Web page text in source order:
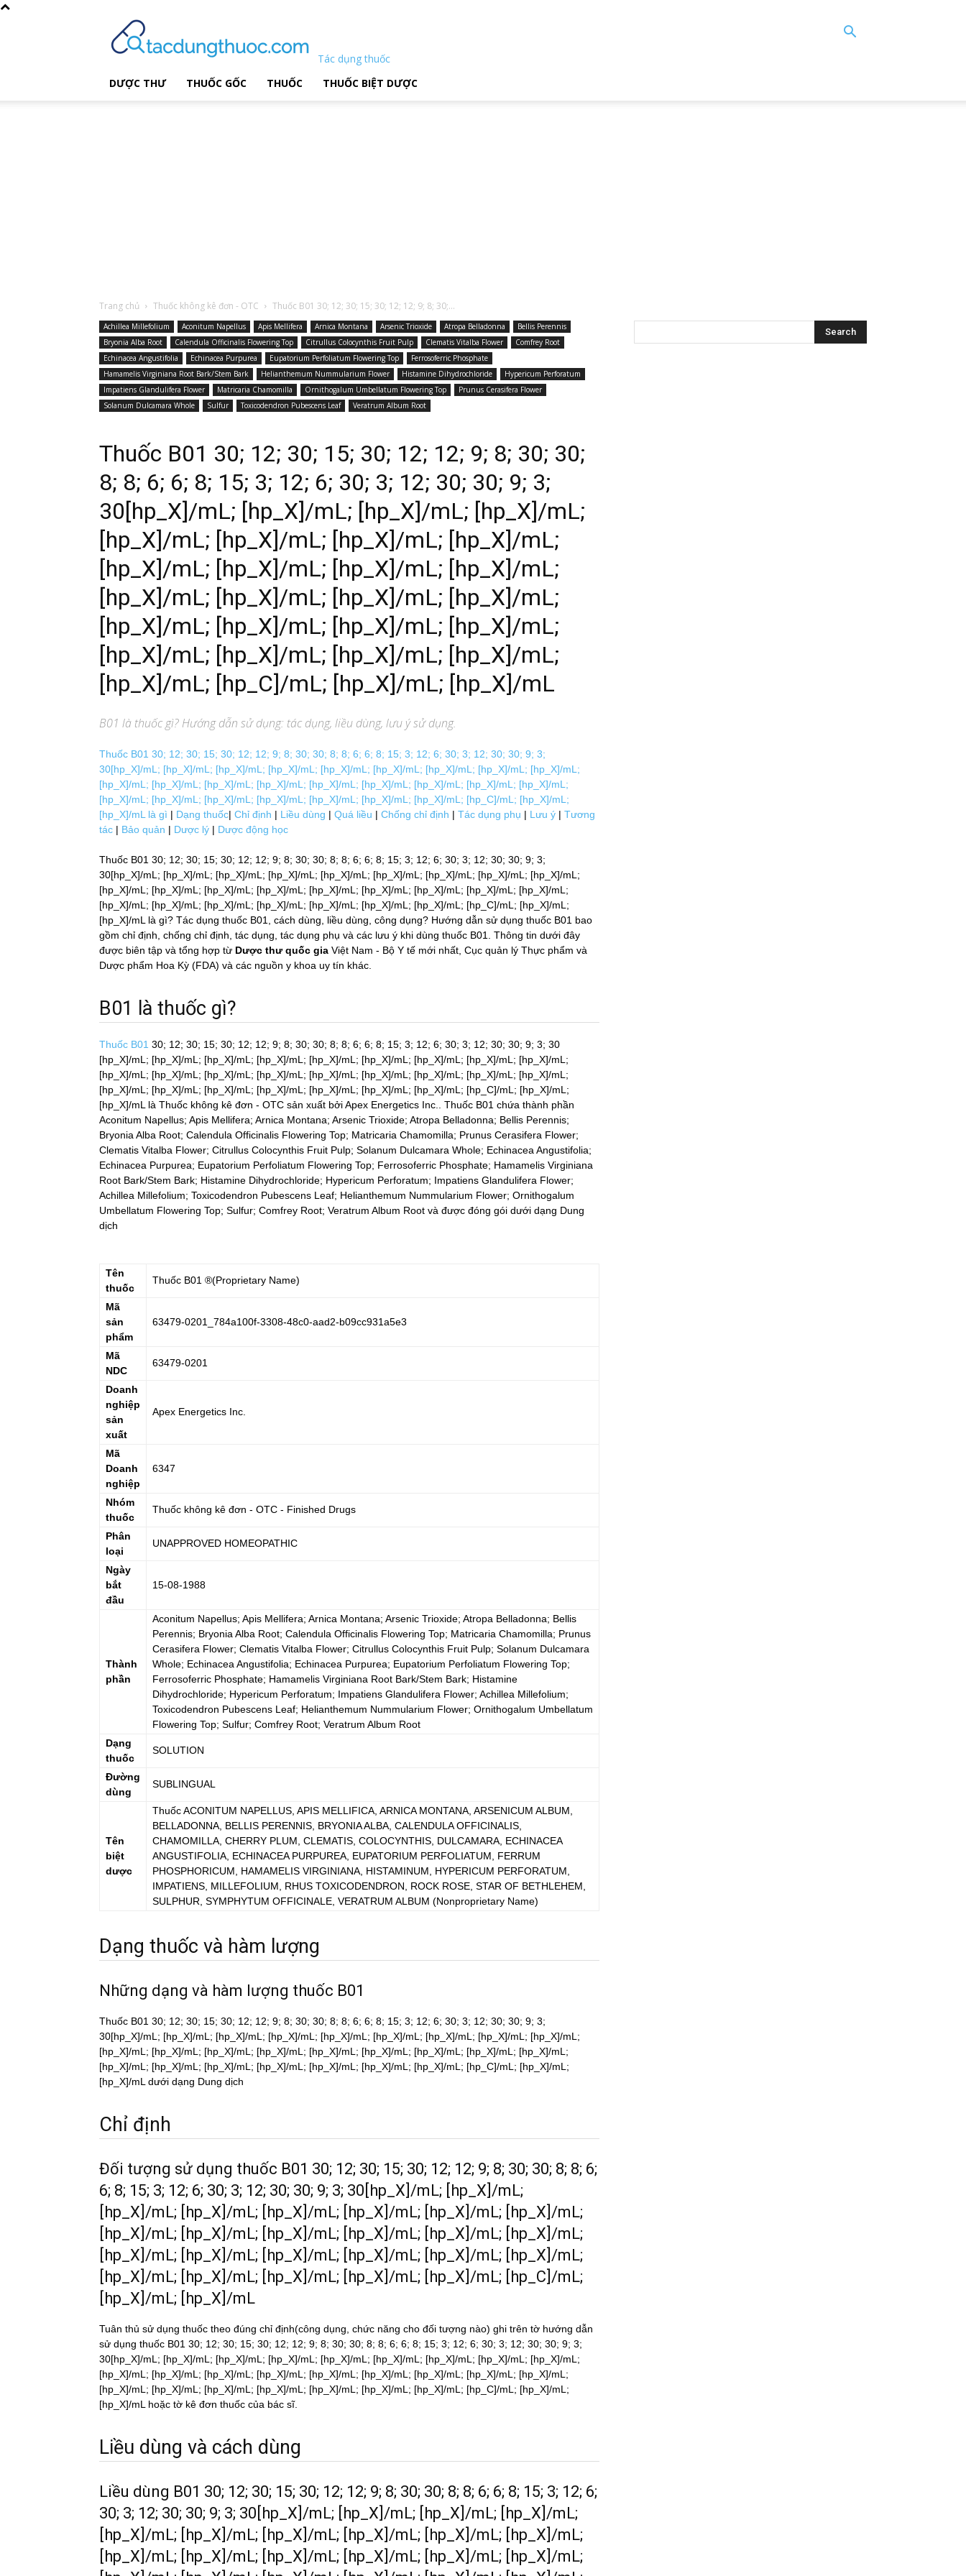
Tác dụng thuốc
DƯỢC THƯ
THUỐC GỐC THUỐC THUỐC BIỆT DƯỢC
Trang chủ Thuốc không kê đơn - OTC Thuốc B01 30; 12; 30; 15; 30; 12; 12; 9; 8; 30;...
Achillea Millefolium Aconitum Napellus Apis Mellifera Arnica Montana Arsenic Trioxide Atropa Belladonna
Bellis Perennis
Bryonia Alba Root
Calendula Officinalis Flowering Top Citrullus Colocynthis Fruit Pulp Clematis Vitalba Flower
Comfrey Root
Echinacea Angustifolia
Echinacea Purpurea Eupatorium Perfoliatum Flowering Top
Ferrosoferric Phosphate
Hamamelis Virginiana Root Bark/Stem Bark
Helianthemum Nummularium Flower Histamine Dihydrochloride
Hypericum Perforatum
Impatiens Glandulifera Flower
Matricaria Chamomilla Ornithogalum Umbellatum Flowering Top
Prunus Cerasifera Flower
Solanum Dulcamara Whole
Sulfur Toxicodendron Pubescens Leaf Veratrum Album Root
Thuốc B01 30; 12; 30; 15; 30; 12; 12; 9; 8; 30; 30;
8; 8; 6; 6; 8; 15; 3; 12; 6; 30; 3; 12; 30; 30; 9; 3;
30[hp_X]/mL; [hp_X]/mL; [hp_X]/mL; [hp_X]/mL;
[hp_X]/mL; [hp_X]/mL; [hp_X]/mL; [hp_X]/mL;
[hp_X]/mL; [hp_X]/mL; [hp_X]/mL; [hp_X]/mL;
[hp_X]/mL; [hp_X]/mL; [hp_X]/mL; [hp_X]/mL;
[hp_X]/mL; [hp_X]/mL; [hp_X]/mL; [hp_X]/mL;
[hp_X]/mL; [hp_X]/mL; [hp_X]/mL; [hp_X]/mL;
[hp_X]/mL; [hp_C]/mL; [hp_X]/mL; [hp_X]/mL
B01 là thuốc gì? Hướng dẫn sử dụng: tác dụng, liều dùng, lưu ý sử dụng.
Thuốc B01 30; 12; 30; 15; 30; 12; 12; 9; 8; 30; 30; 8; 8; 6; 6; 8; 15; 3; 12; 6; 30; 3; 12; 30; 30; 9; 3;
30[hp_X]/mL; [hp_X]/mL; [hp_X]/mL; [hp_X]/mL; [hp_X]/mL; [hp_X]/mL; [hp_X]/mL; [hp_X]/mL; [hp_X]/mL;
[hp_X]/mL; [hp_X]/mL; [hp_X]/mL; [hp_X]/mL; [hp_X]/mL; [hp_X]/mL; [hp_X]/mL; [hp_X]/mL; [hp_X]/mL;
[hp_X]/mL; [hp_X]/mL; [hp_X]/mL; [hp_X]/mL; [hp_X]/mL; [hp_X]/mL; [hp_X]/mL; [hp_C]/mL; [hp_X]/mL;
[hp_X]/mL là gì | Dạng thuốc| Chỉ định | Liều dùng | Quá liều | Chống chỉ định | Tác dụng phụ | Lưu ý | Tương
tác | Bảo quản | Dược lý | Dược động học
Thuốc B01 30; 12; 30; 15; 30; 12; 12; 9; 8; 30; 30; 8; 8; 6; 6; 8; 15; 3; 12; 6; 30; 3; 12; 30; 30; 9; 3;
30[hp_X]/mL; [hp_X]/mL; [hp_X]/mL; [hp_X]/mL; [hp_X]/mL; [hp_X]/mL; [hp_X]/mL; [hp_X]/mL; [hp_X]/mL;
[hp_X]/mL; [hp_X]/mL; [hp_X]/mL; [hp_X]/mL; [hp_X]/mL; [hp_X]/mL; [hp_X]/mL; [hp_X]/mL; [hp_X]/mL;
[hp_X]/mL; [hp_X]/mL; [hp_X]/mL; [hp_X]/mL; [hp_X]/mL; [hp_X]/mL; [hp_X]/mL; [hp_C]/mL; [hp_X]/mL;
[hp_X]/mL là gì? Tác dụng thuốc B01, cách dùng, liều dùng, công dụng? Hướng dẫn sử dụng thuốc B01 bao
gồm chỉ định, chống chỉ định, tác dụng, tác dụng phụ và các lưu ý khi dùng thuốc B01. Thông tin dưới đây
được biên tập và tổng hợp từ Dược thư quốc gia Việt Nam - Bộ Y tế mới nhất, Cục quản lý Thực phẩm và
Dược phẩm Hoa Kỳ (FDA) và các nguồn y khoa uy tín khác.
B01 là thuốc gì?
Thuốc B01 30; 12; 30; 15; 30; 12; 12; 9; 8; 30; 30; 8; 8; 6; 6; 8; 15; 3; 12; 6; 30; 3; 12; 30; 30; 9; 3; 30
[hp_X]/mL; [hp_X]/mL; [hp_X]/mL; [hp_X]/mL; [hp_X]/mL; [hp_X]/mL; [hp_X]/mL; [hp_X]/mL; [hp_X]/mL;
[hp_X]/mL; [hp_X]/mL; [hp_X]/mL; [hp_X]/mL; [hp_X]/mL; [hp_X]/mL; [hp_X]/mL; [hp_X]/mL; [hp_X]/mL;
[hp_X]/mL; [hp_X]/mL; [hp_X]/mL; [hp_X]/mL; [hp_X]/mL; [hp_X]/mL; [hp_X]/mL; [hp_C]/mL; [hp_X]/mL;
[hp_X]/mL là Thuốc không kê đơn - OTC sản xuất bởi Apex Energetics Inc.. Thuốc B01 chứa thành phần
Aconitum Napellus; Apis Mellifera; Arnica Montana; Arsenic Trioxide; Atropa Belladonna; Bellis Perennis;
Bryonia Alba Root; Calendula Officinalis Flowering Top; Matricaria Chamomilla; Prunus Cerasifera Flower;
Clematis Vitalba Flower; Citrullus Colocynthis Fruit Pulp; Solanum Dulcamara Whole; Echinacea Angustifolia;
Echinacea Purpurea; Eupatorium Perfoliatum Flowering Top; Ferrosoferric Phosphate; Hamamelis Virginiana
Root Bark/Stem Bark; Histamine Dihydrochloride; Hypericum Perforatum; Impatiens Glandulifera Flower;
Achillea Millefolium; Toxicodendron Pubescens Leaf; Helianthemum Nummularium Flower; Ornithogalum
Umbellatum Flowering Top; Sulfur; Comfrey Root; Veratrum Album Root và được đóng gói dưới dạng Dung
dịch
Tên
thuốc
Thuốc B01 ®(Proprietary Name)
Mã
sản
phẩm
63479-0201_784a100f-3308-48c0-aad2-b09cc931a5e3
Mã
NDC
63479-0201
Doanh
nghiệp
sản
xuất
Apex Energetics Inc.
Mã
Doanh
nghiệp
6347
Nhóm
thuốc
Thuốc không kê đơn - OTC - Finished Drugs
Phân
loại
UNAPPROVED HOMEOPATHIC
Ngày
bắt
đầu
15-08-1988
Thành
phần
Aconitum Napellus; Apis Mellifera; Arnica Montana; Arsenic Trioxide; Atropa Belladonna; Bellis
Perennis; Bryonia Alba Root; Calendula Officinalis Flowering Top; Matricaria Chamomilla; Prunus
Cerasifera Flower; Clematis Vitalba Flower; Citrullus Colocynthis Fruit Pulp; Solanum Dulcamara
Whole; Echinacea Angustifolia; Echinacea Purpurea; Eupatorium Perfoliatum Flowering Top;
Ferrosoferric Phosphate; Hamamelis Virginiana Root Bark/Stem Bark; Histamine
Dihydrochloride; Hypericum Perforatum; Impatiens Glandulifera Flower; Achillea Millefolium;
Toxicodendron Pubescens Leaf; Helianthemum Nummularium Flower; Ornithogalum Umbellatum
Flowering Top; Sulfur; Comfrey Root; Veratrum Album Root
Dạng
thuốc
SOLUTION
Đường
dùng
SUBLINGUAL
Tên
biệt
dược
ThuốcACONITUM NAPELLUS, APIS MELLIFICA, ARNICA MONTANA, ARSENICUM ALBUM,
BELLADONNA, BELLIS PERENNIS, BRYONIA ALBA, CALENDULA OFFICINALIS,
CHAMOMILLA, CHERRY PLUM, CLEMATIS, COLOCYNTHIS, DULCAMARA, ECHINACEA
ANGUSTIFOLIA, ECHINACEA PURPUREA, EUPATORIUM PERFOLIATUM, FERRUM
PHOSPHORICUM, HAMAMELIS VIRGINIANA, HISTAMINUM, HYPERICUM PERFORATUM,
IMPATIENS, MILLEFOLIUM, RHUS TOXICODENDRON, ROCK ROSE, STAR OF BETHLEHEM,
SULPHUR, SYMPHYTUM OFFICINALE, VERATRUM ALBUM (Nonproprietary Name)
Dạng thuốc và hàm lượng
Những dạng và hàm lượng thuốc B01
Thuốc B01 30; 12; 30; 15; 30; 12; 12; 9; 8; 30; 30; 8; 8; 6; 6; 8; 15; 3; 12; 6; 30; 3; 12; 30; 30; 9; 3;
30[hp_X]/mL; [hp_X]/mL; [hp_X]/mL; [hp_X]/mL; [hp_X]/mL; [hp_X]/mL; [hp_X]/mL; [hp_X]/mL; [hp_X]/mL;
[hp_X]/mL; [hp_X]/mL; [hp_X]/mL; [hp_X]/mL; [hp_X]/mL; [hp_X]/mL; [hp_X]/mL; [hp_X]/mL; [hp_X]/mL;
[hp_X]/mL; [hp_X]/mL; [hp_X]/mL; [hp_X]/mL; [hp_X]/mL; [hp_X]/mL; [hp_X]/mL; [hp_C]/mL; [hp_X]/mL;
[hp_X]/mL dưới dạng Dung dịch
Chỉ định
Đối tượng sử dụng thuốc B01 30; 12; 30; 15; 30; 12; 12; 9; 8; 30; 30; 8; 8; 6;
6; 8; 15; 3; 12; 6; 30; 3; 12; 30; 30; 9; 3; 30[hp_X]/mL; [hp_X]/mL;
[hp_X]/mL; [hp_X]/mL; [hp_X]/mL; [hp_X]/mL; [hp_X]/mL; [hp_X]/mL;
[hp_X]/mL; [hp_X]/mL; [hp_X]/mL; [hp_X]/mL; [hp_X]/mL; [hp_X]/mL;
[hp_X]/mL; [hp_X]/mL; [hp_X]/mL; [hp_X]/mL; [hp_X]/mL; [hp_X]/mL;
[hp_X]/mL; [hp_X]/mL; [hp_X]/mL; [hp_X]/mL; [hp_X]/mL; [hp_C]/mL;
[hp_X]/mL; [hp_X]/mL
Tuân thủ sử dụng thuốc theo đúng chỉ định(công dụng, chức năng cho đối tượng nào) ghi trên tờ hướng dẫn
sử dụng thuốc B01 30; 12; 30; 15; 30; 12; 12; 9; 8; 30; 30; 8; 8; 6; 6; 8; 15; 3; 12; 6; 30; 3; 12; 30; 30; 9; 3;
30[hp_X]/mL; [hp_X]/mL; [hp_X]/mL; [hp_X]/mL; [hp_X]/mL; [hp_X]/mL; [hp_X]/mL; [hp_X]/mL; [hp_X]/mL;
[hp_X]/mL; [hp_X]/mL; [hp_X]/mL; [hp_X]/mL; [hp_X]/mL; [hp_X]/mL; [hp_X]/mL; [hp_X]/mL; [hp_X]/mL;
[hp_X]/mL; [hp_X]/mL; [hp_X]/mL; [hp_X]/mL; [hp_X]/mL; [hp_X]/mL; [hp_X]/mL; [hp_C]/mL; [hp_X]/mL;
[hp_X]/mL hoặc tờ kê đơn thuốc của bác sĩ.
Liều dùng và cách dùng
Liều dùng B01 30; 12; 30; 15; 30; 12; 12; 9; 8; 30; 30; 8; 8; 6; 6; 8; 15; 3; 12; 6;
30; 3; 12; 30; 30; 9; 3; 30[hp_X]/mL; [hp_X]/mL; [hp_X]/mL; [hp_X]/mL;
[hp_X]/mL; [hp_X]/mL; [hp_X]/mL; [hp_X]/mL; [hp_X]/mL; [hp_X]/mL;
[hp_X]/mL; [hp_X]/mL; [hp_X]/mL; [hp_X]/mL; [hp_X]/mL; [hp_X]/mL;